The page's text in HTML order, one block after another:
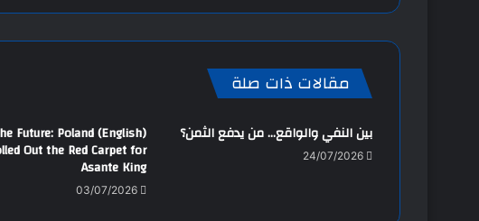
مقالات ذات صلة
بين النفي والواقع… من يدفع الثمن؟
24/07/2026
the Future: Poland
Out the Red Carpet for
Asante King
03/07/2026